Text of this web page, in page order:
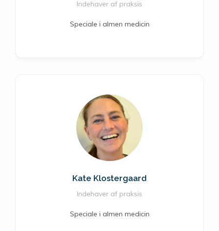
Indehaver af praksis
Speciale i almen medicin
Kate Klostergaard
Indehaver af praksis
Speciale i almen medicin